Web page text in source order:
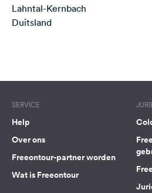
Facebook
Lahntal-Kernbach
Duitsland
SERVICE
Help
Over ons
Freeontour-partner worden
Wat is Freeontour